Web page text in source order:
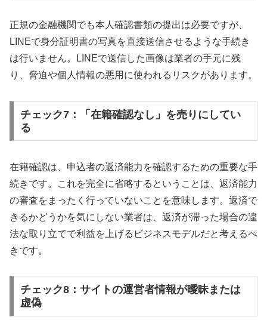
正規の金融機関でも本人確認書類の提出は必要ですが、
LINEで身分証明書の写真を直接送信させるような手続き
は行いません。LINEで送信した画像は業者の手元に残
り、脅迫や個人情報の悪用に使われるリスクがあります。
チェック7：「在籍確認なし」を売りにしてい
る
在籍確認は、申込者の返済能力を確認するための重要な手
続きです。これを完全に省略するということは、返済能力
の審査をまったく行っていないことを意味します。返済で
きるかどうかを気にしない業者は、返済が滞った場合の違
法な取り立てで利益を上げるビジネスモデルだと考えるべ
きです。
チェック8：サイトの運営者情報が曖昧または
虚偽